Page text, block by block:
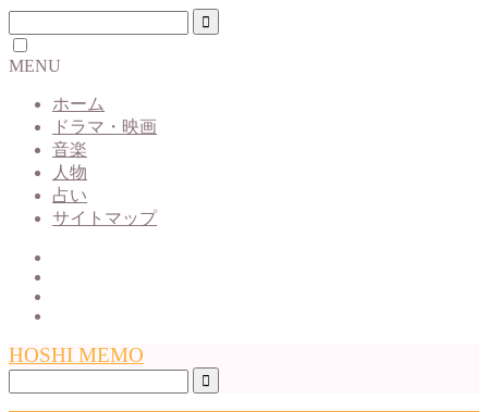
MENU
ホーム
ドラマ・映画
音楽
人物
占い
サイトマップ
HOSHI MEMO